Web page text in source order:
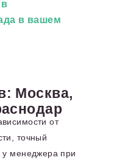
в вашем
Москва,
от
точный
у менеджера при